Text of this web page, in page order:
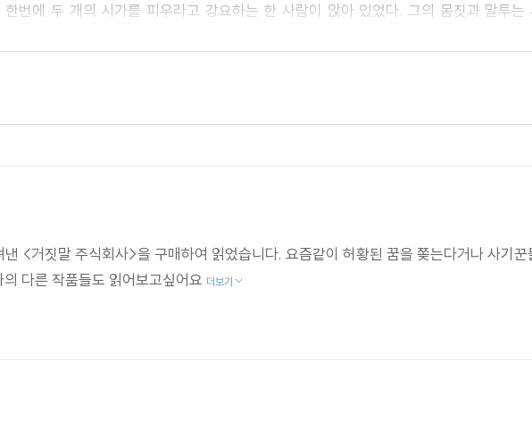
번에 두 개의 시가를 피우라고 강요하는 한 사람이 앉아 있었다. 그의 몸짓과 말투는
고 있었다.
<거짓말 주식회사>을 구매하여 읽었습니다. 요즘같이 허황된 꿈을 쫒는다거나 사기
다른 작품들도 읽어보고싶어요 더보기